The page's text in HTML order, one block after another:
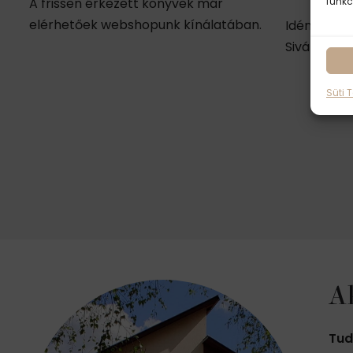
Süti
elérhetőek webshopunk kínálatában.
Idén